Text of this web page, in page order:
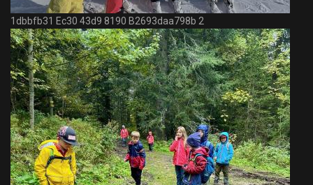
1dbbfb31 Ec30 43d9 8190 B2693daa798b 2